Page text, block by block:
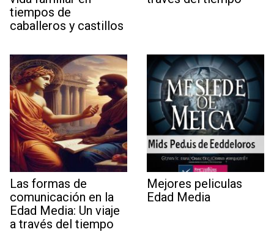
tiempos de
caballeros y castillos
Las formas de
comunicación en la
Edad Media: Un viaje
a través del tiempo
Mejores peliculas
Edad Media